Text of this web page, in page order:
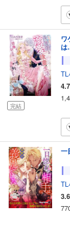
完結
ワ
は
4.7
一
3.6